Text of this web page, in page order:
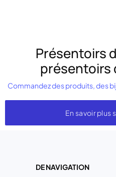
Présentoirs
présentoirs
Commandez des produits, des
En savoir plus
DE NAVIGATION